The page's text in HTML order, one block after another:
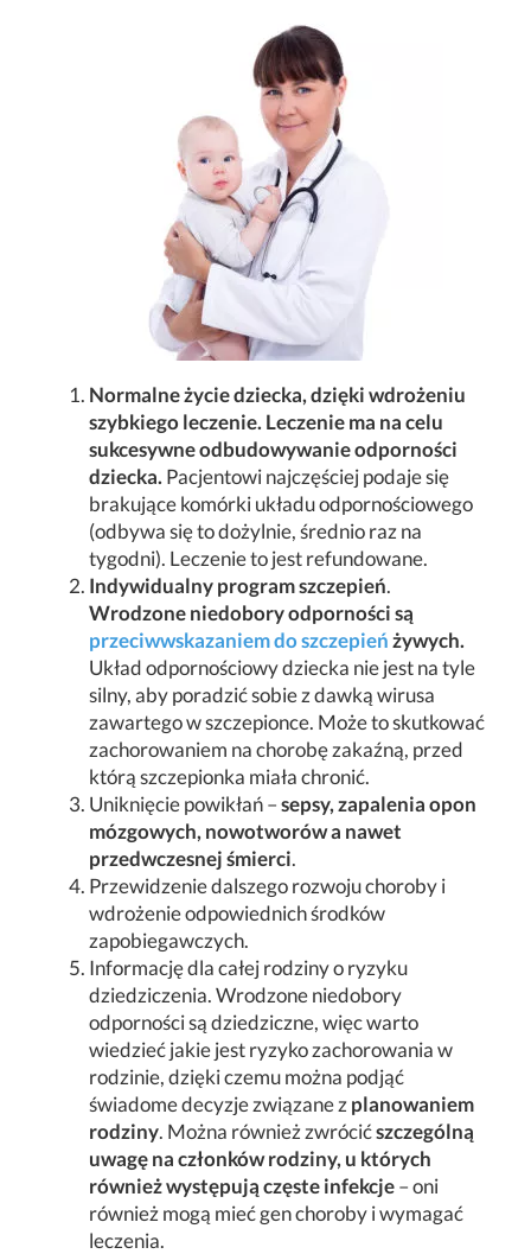
Normalne życie dziecka, dzięki wdrożeniu
szybkiego leczenie. Leczenie ma na celu
sukcesywne odbudowywanie odporności
dziecka. Pacjentowi najczęściej podaje się
brakujące komórki układu odpornościowego
(odbywa się to dożylnie, średnio raz na
tygodni). Leczenie to jest refundowane.
Indywidualny program szczepień.
Wrodzone niedobory odporności są
przeciwwskazaniem do szczepieńżywych.
Układ odpornościowy dziecka nie jest na tyle
silny, aby poradzić sobie z dawką wirusa
zawartego w szczepionce. Może to skutkować
zachorowaniem na chorobę zakaźną, przed
którą szczepionka miała chronić.
Uniknięcie powikłań –sepsy, zapalenia opon
mózgowych, nowotworów a nawet
przedwczesnej śmierci.
Przewidzenie dalszego rozwoju choroby i
wdrożenie odpowiednich środków
zapobiegawczych.
Informację dla całej rodziny o ryzyku
dziedziczenia. Wrodzone niedobory
odporności są dziedziczne, więc warto
wiedzieć jakie jest ryzyko zachorowania w
rodzinie, dzięki czemu można podjąć
świadome decyzje związane zplanowaniem
rodziny. Można również zwrócićszczególną
uwagę na członków rodziny, u których
również występują częste infekcje– oni
również mogą mieć gen choroby i wymagać
leczenia.